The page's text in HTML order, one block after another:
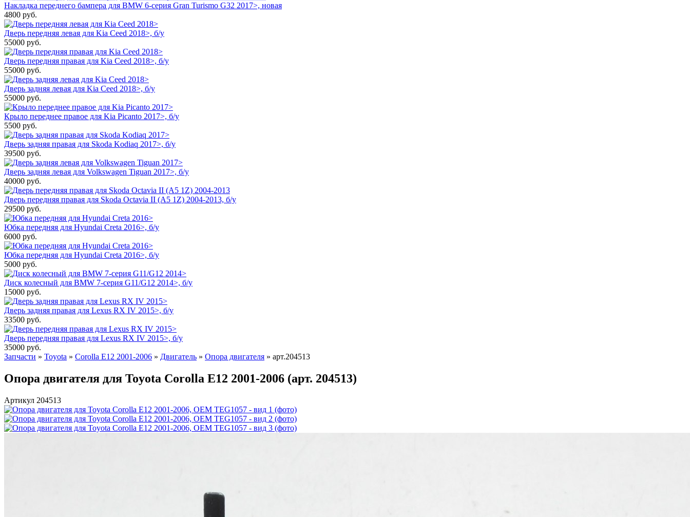
Накладка переднего бампера для BMW 6-серия Gran Turismo G32 2017>, новая
4800 руб.
Дверь передняя левая для Kia Ceed 2018>, б/у
55000 руб.
Дверь передняя правая для Kia Ceed 2018>, б/у
55000 руб.
Дверь задняя левая для Kia Ceed 2018>, б/у
55000 руб.
Крыло переднее правое для Kia Picanto 2017>, б/у
5500 руб.
Дверь задняя правая для Skoda Kodiaq 2017>, б/у
39500 руб.
Дверь задняя левая для Volkswagen Tiguan 2017>, б/у
40000 руб.
Дверь передняя правая для Skoda Octavia II (A5 1Z) 2004-2013, б/у
29500 руб.
Юбка передняя для Hyundai Creta 2016>, б/у
6000 руб.
Юбка передняя для Hyundai Creta 2016>, б/у
5000 руб.
Диск колесный для BMW 7-серия G11/G12 2014>, б/у
15000 руб.
Дверь задняя правая для Lexus RX IV 2015>, б/у
33500 руб.
Дверь передняя правая для Lexus RX IV 2015>, б/у
35000 руб.
Запчасти » Toyota » Corolla E12 2001-2006 » Двигатель » Опора двигателя » арт.204513
Опора двигателя для Toyota Corolla E12 2001-2006 (арт. 204513)
Артикул 204513